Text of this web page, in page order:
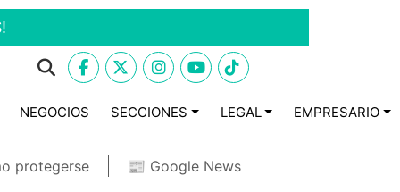
NEGOCIOS SECCIONES LEGAL EMPRESARIO
protegerse 📰 Google News